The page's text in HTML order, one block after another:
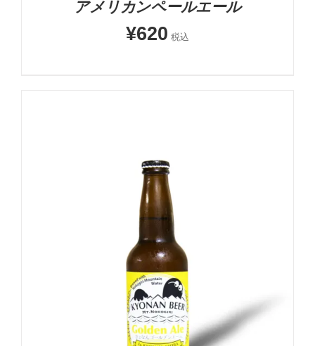
アメリカンペールエール
¥620 税込
お買い物カゴに追加
詳細